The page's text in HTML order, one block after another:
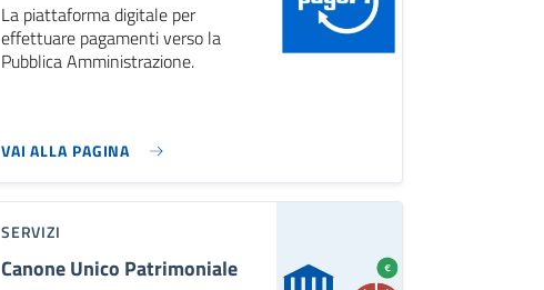
La piattaforma digitale per
effettuare pagamenti verso la
Pubblica Amministrazione.
VAI ALLA PAGINA
SERVIZI
Canone Unico Patrimoniale